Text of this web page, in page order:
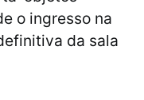
o ingresso na
da sala